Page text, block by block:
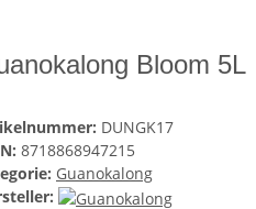
Bloom 5L
DUNGK17
8718868947215
Guanokalong